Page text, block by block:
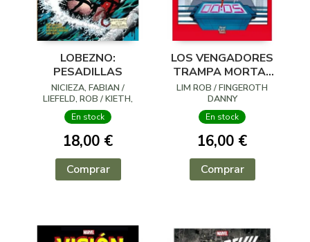
LOBEZNO:
PESADILLAS
NICIEZA, FABIAN /
LIEFELD, ROB / KIETH,
SAM / VVAA
En stock
18,00 €
Comprar
LOS VENGADORES
TRAMPA MORTAL
LA BOVEDA
LIM ROB / FINGEROTH
DANNY
En stock
16,00 €
Comprar